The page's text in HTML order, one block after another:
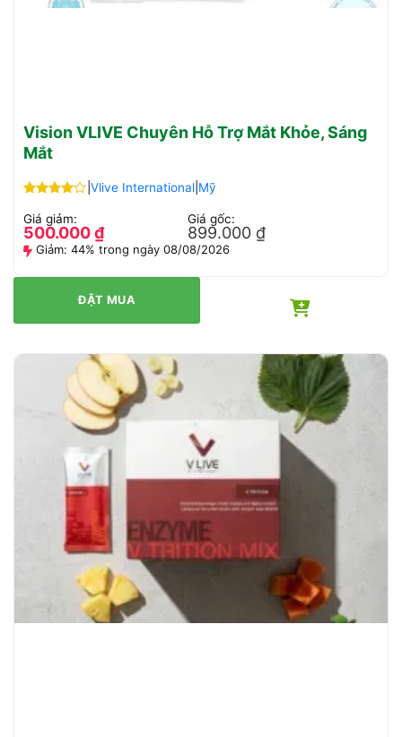
Vision VLIVE Chuyên Hỗ Trợ Mắt Khỏe, Sáng
Mắt
xếp hạng
4.005
sao
Vlive International| Mỹ
Giá giảm:
500.000₫
Giá gốc:
899.000 ₫
Giảm: 44% trong ngày 08/08/2026
ĐẶT MUA